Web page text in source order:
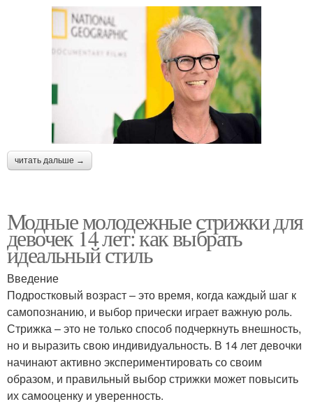
читать дальше →
Модные молодежные стрижки для
девочек 14 лет: как выбрать
идеальный стиль
Введение
Подростковый возраст – это время, когда каждый шаг к
самопознанию, и выбор прически играет важную роль.
Стрижка – это не только способ подчеркнуть внешность,
но и выразить свою индивидуальность. В 14 лет девочки
начинают активно экспериментировать со своим
образом, и правильный выбор стрижки может повысить
их самооценку и уверенность.